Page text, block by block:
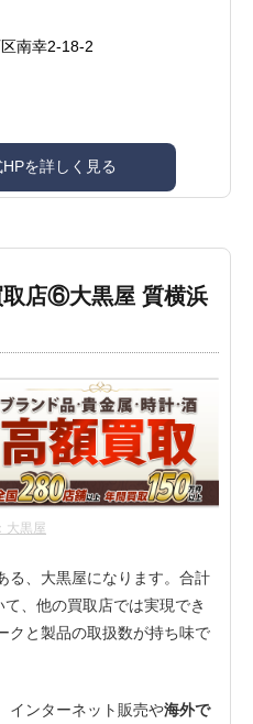
南幸2-18-2
を詳しく見る
店⑥大黒屋 質横浜
大黒屋
る、大黒屋になります。合計
、他の買取店では実現でき
クと製品の取扱数が持ち味で
インターネット販売や海外で